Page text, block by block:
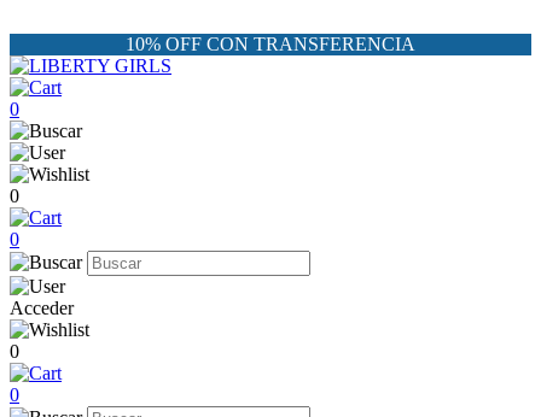
10% OFF CON TRANSFERENCIA
0
0
0
Acceder
0
0